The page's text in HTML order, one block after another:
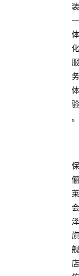
装
一
体
化
服
务
体
验
。
保
俪
莱
会
泽
旗
舰
店